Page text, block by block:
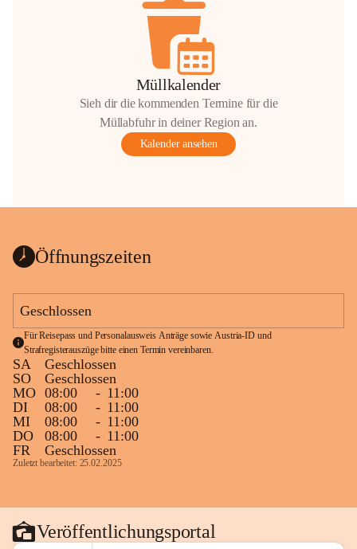
Müllkalender
Sieh dir die kommenden Termine für die
Müllabfuhr in deiner Region an.
Kalender ansehen
Öffnungszeiten
Geschlossen
Für Reisepass und Personalausweis Anträge sowie Austria-ID und
Strafregisterauszüge bitte einen Termin vereinbaren.
SA
Geschlossen
SO
Geschlossen
MO 08:00 - 11:00
DI
08:00 - 11:00
MI
08:00 - 11:00
DO
08:00 - 11:00
FR
Geschlossen
Zuletzt bearbeitet: 25.02.2025
Veröffentlichungsportal